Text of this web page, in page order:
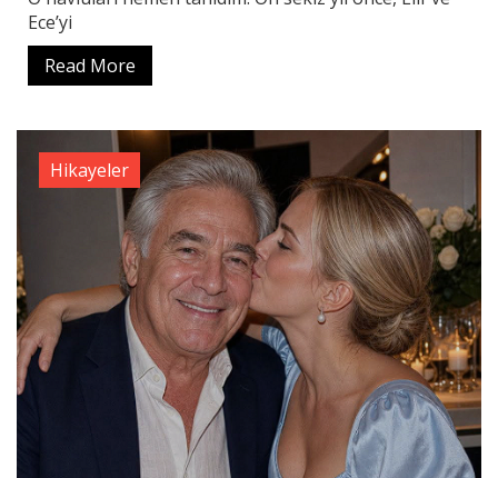
Ece’yi
Read More
Hikayeler